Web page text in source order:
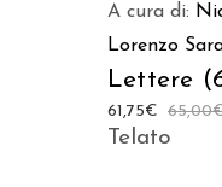
A cura di:
Lorenzo
Lettere
65,00
61,75€
Telato